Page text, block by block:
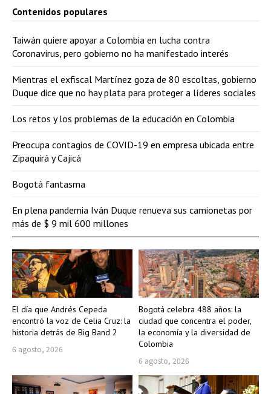
El día que Andrés Cepeda
encontró la voz de Celia Cruz: la
historia detrás de Big Band 2
6 agosto, 2026
Bogotá celebra 488 años: la
ciudad que concentra el poder,
la economía y la diversidad de
Colombia
6 agosto, 2026
Contenidos populares
Taiwán quiere apoyar a Colombia en lucha contra
Coronavirus, pero gobierno no ha manifestado interés
Mientras el exfiscal Martínez goza de 80 escoltas, gobierno
Duque dice que no hay plata para proteger a líderes sociales
Los retos y los problemas de la educación en Colombia
Preocupa contagios de COVID-19 en empresa ubicada entre
Zipaquirá y Cajicá
Bogotá fantasma
En plena pandemia Iván Duque renueva sus camionetas por
más de $ 9 mil 600 millones